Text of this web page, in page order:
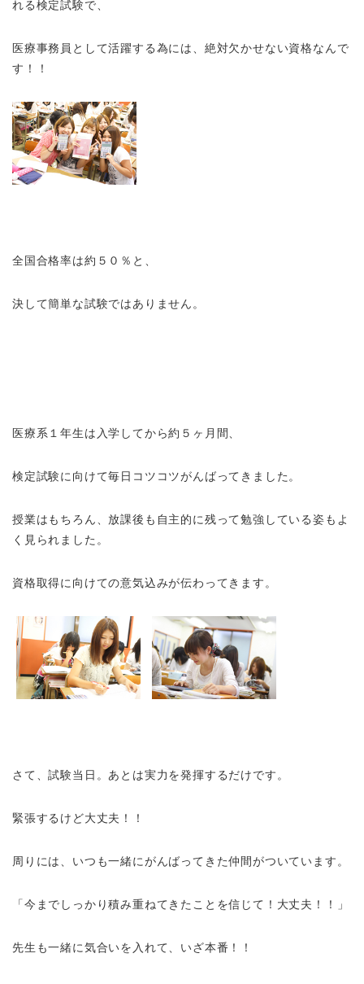
れる検定試験で、
医療事務員として活躍する為には、絶対欠かせない資格なんで
す！！
全国合格率は約５０％と、
決して簡単な試験ではありません。
医療系１年生は入学してから約５ヶ月間、
検定試験に向けて毎日コツコツがんばってきました。
授業はもちろん、放課後も自主的に残って勉強している姿もよ
く見られました。
資格取得に向けての意気込みが伝わってきます。
さて、試験当日。あとは実力を発揮するだけです。
緊張するけど大丈夫！！
周りには、いつも一緒にがんばってきた仲間がついています。
「今までしっかり積み重ねてきたことを信じて！大丈夫！！」
先生も一緒に気合いを入れて、いざ本番！！